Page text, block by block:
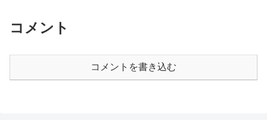
運用をしています。ハイレバで高
収益...
コメント
コメントを書き込む